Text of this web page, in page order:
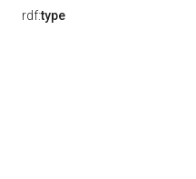
rdf:type